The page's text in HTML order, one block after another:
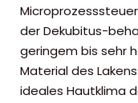
der Dekubitus-
geringem bis sehr
Material des
ideales Hautklima